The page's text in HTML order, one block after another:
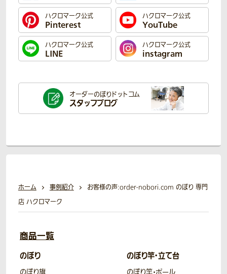
ハクロマーク公式
Pinterest
ハクロマーク公式
YouTube
ハクロマーク公式
LINE
ハクロマーク公式
instagram
オーダーのぼりドットコム
スタッフブログ
ホーム 事例紹介
お客様の声:order-nobori.com のぼり 専門
店 ハクロマーク
商品一覧
のぼり のぼり竿・立て台